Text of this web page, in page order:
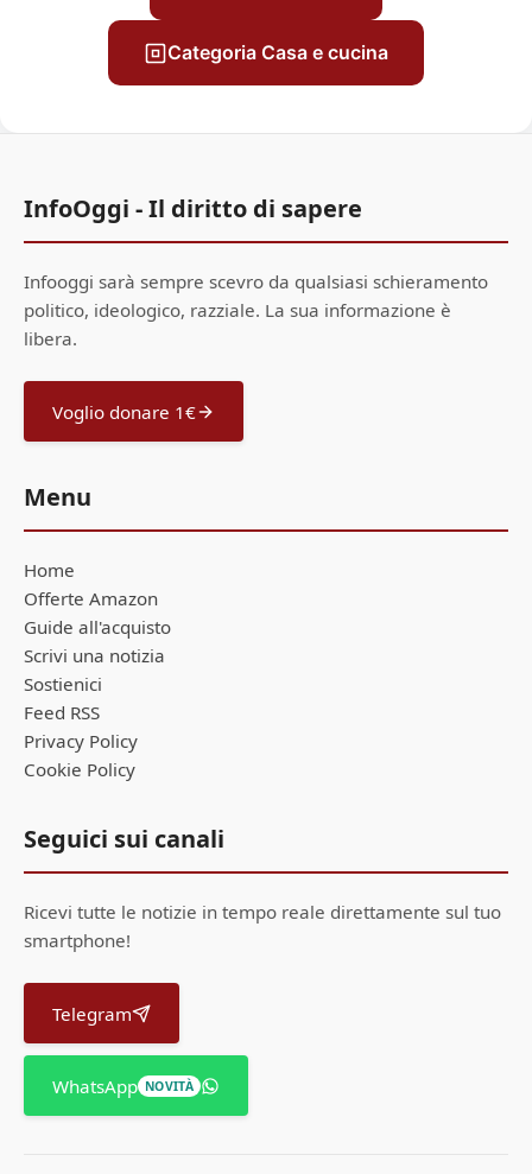
Categoria Casa e cucina
InfoOggi - Il diritto di sapere
Infooggi sarà sempre scevro da qualsiasi schieramento
politico, ideologico, razziale. La sua informazione è
libera.
Voglio donare 1€
Menu
Home
Offerte Amazon
Guide all'acquisto
Scrivi una notizia
Sostienici
Feed RSS
Privacy Policy
Cookie Policy
Seguici sui canali
Ricevi tutte le notizie in tempo reale direttamente sul tuo
smartphone!
Telegram
WhatsApp NOVITÀ